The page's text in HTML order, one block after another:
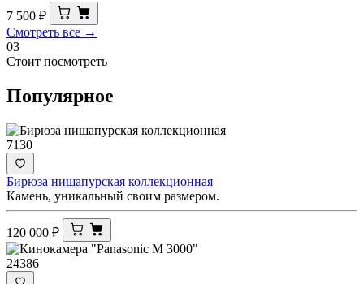
7 500 ₽
Смотреть все →
03
Стоит посмотреть
Популярное
7130
Бирюза нишапурская коллекционная
Камень, уникальный своим размером.
120 000 ₽
24386